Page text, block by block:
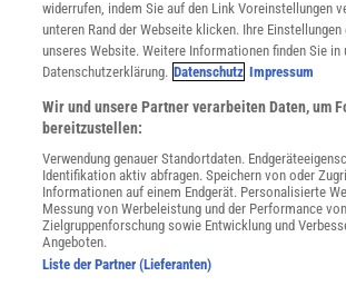
Nutzungsbasierte Onlinewerbung
Alle Artikel
Impressum
Angebote für Schulen
Angebote für Institutionen
Sprachen lernen mit Gymglish
Lexika
Für Spektrum schreiben
Zugänglichkeitserklärung
WEBSEITEN
widerrufen, indem Sie auf den Link Voreinstellungen
unteren Rand der Webseite klicken. Ihre
unseres Website. Weitere Informationen finden Sie in
Datenschutzerklärung. Datenschutz Impressum
Wir und unsere Partner verarbeiten Daten, um
bereitzustellen:
Verwendung genauer Standortdaten.
Identifikation aktiv abfragen. Speichern von oder
Informationen auf einem Endgerät. Personalisierte
Messung von Werbeleistung und der Performance
Zielgruppenforschung sowie Entwicklung und
Angeboten.
Liste der Partner (Lieferanten)